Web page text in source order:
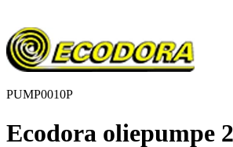
PUMP0010P
Ecodora oliepumpe